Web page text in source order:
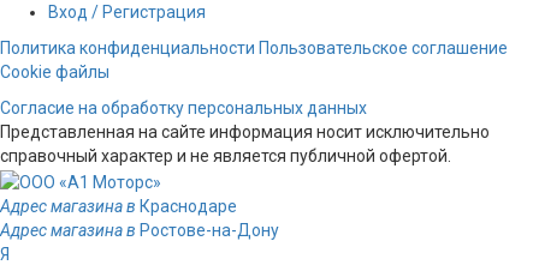
Вход / Регистрация
Политика конфиденциальности Пользовательское соглашение
Cookie файлы
Согласие на обработку персональных данных
Представленная на сайте информация носит исключительно
справочный характер и не является публичной офертой.
Адрес магазина в Краснодаре
Адрес магазина в Ростове-на-Дону
Я